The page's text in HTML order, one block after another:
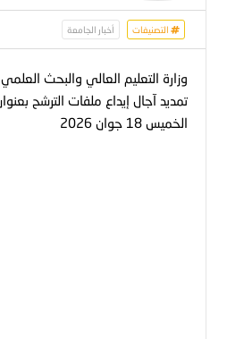
التصنيفات أخبار الجامعة
وزارة التعليم العالي والبحث العلمي
الخميس 18 جوان 2026